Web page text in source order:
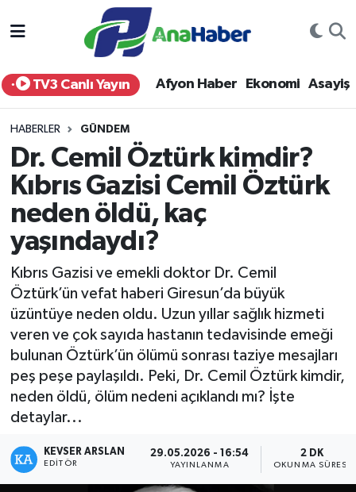
TV3 Canlı Yayın Afyon Haber Ekonomi Asayiş
HABERLER GÜNDEM
Dr. Cemil Öztürk kimdir?
Kıbrıs Gazisi Cemil Öztürk
neden öldü, kaç
yaşındaydı?
Kıbrıs Gazisi ve emekli doktor Dr. Cemil
Öztürk’ün vefat haberi Giresun’da büyük
üzüntüye neden oldu. Uzun yıllar sağlık hizmeti
veren ve çok sayıda hastanın tedavisinde emeği
bulunan Öztürk’ün ölümü sonrası taziye mesajları
peş peşe paylaşıldı. Peki, Dr. Cemil Öztürk kimdir,
neden öldü, ölüm nedeni açıklandı mı? İşte
detaylar...
KEVSER ARSLAN
EDITÖR
29.05.2026 - 16:54
YAYINLANMA
2 DK
OKUNMA SÜRESI
Yurt Haber
Afyon Haber
Siyaset
Spor
Sağlık
Teknoloji
Kültür - Sanat
Yaşam
Afyonkarahisar Nöbetçi Eczaneler
Afyonkarahisar Hava Durumu
Afyonkarahisar Namaz Vakitleri
Afyonkarahisar Trafik Yoğunluk Haritası
Süper Lig Puan Durumu ve Fikstür
Son Dakika Haberleri
Haber Arşivi